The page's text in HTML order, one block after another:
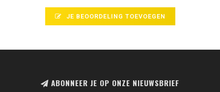
JE BEOORDELING TOEVOEGEN
ABONNEER JE OP ONZE NIEUWSBRIEF